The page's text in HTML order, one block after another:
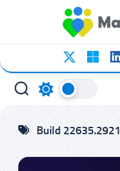
conteúdo
Build 22635.2921